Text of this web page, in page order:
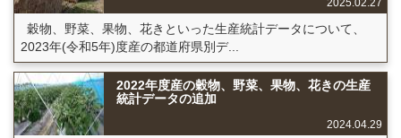
2025.02.27
穀物、野菜、果物、花きといった生産統計データについて、
2023年(令和5年)度産の都道府県別デ...
2022年度産の穀物、野菜、果物、花きの生産
統計データの追加
2024.04.29